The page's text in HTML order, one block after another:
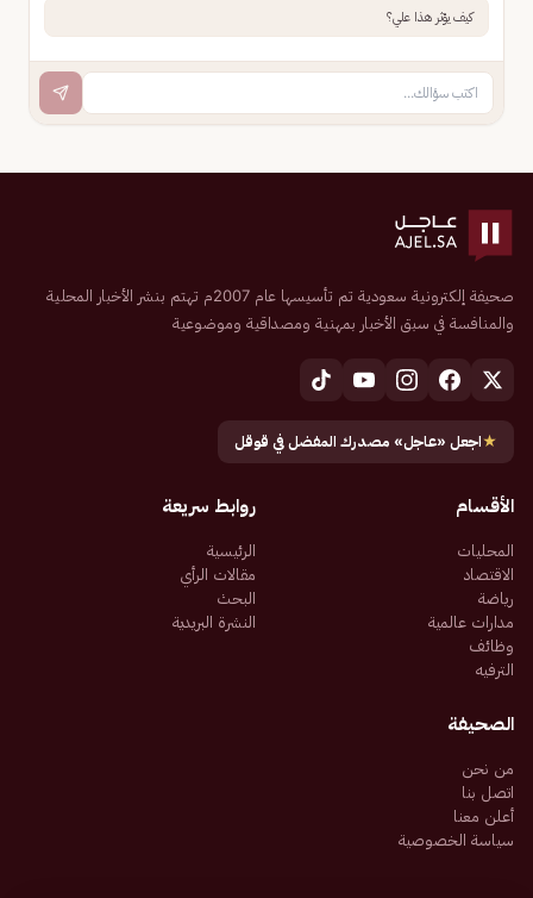
كيف يؤثر هذا علي؟
صحيفة إلكترونية سعودية تم تأسيسها عام 2007م تهتم بنشر الأخبار المحلية
والمنافسة في سبق الأخبار بمهنية ومصداقية وموضوعية
★اجعل «عاجل» مصدرك المفضل في قوقل
الأقسام
المحليات
الاقتصاد
رياضة
مدارات عالمية
وظائف
الترفيه
روابط سريعة
الرئيسية
مقالات الرأي
البحث
النشرة البريدية
الصحيفة
من نحن
اتصل بنا
أعلن معنا
سياسة الخصوصية